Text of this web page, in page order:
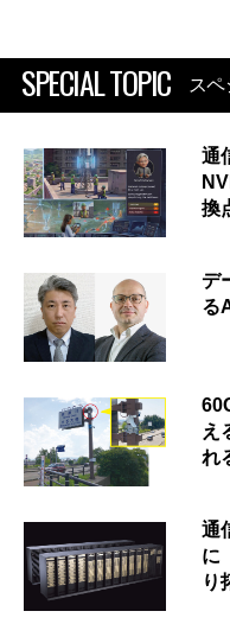
SPECIAL TOPIC ス
通
換
デ
る
え
れ
通
に
り